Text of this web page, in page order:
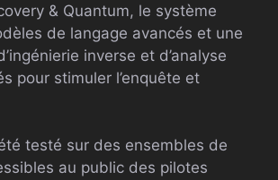
& Quantum, le système
de langage avancés et une
inverse et d’analyse
pour stimuler l’enquête et
testé sur des ensembles de
au public des pilotes